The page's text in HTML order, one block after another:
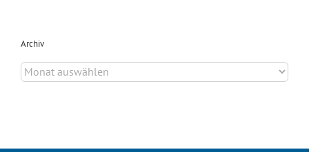
Archiv
Archiv